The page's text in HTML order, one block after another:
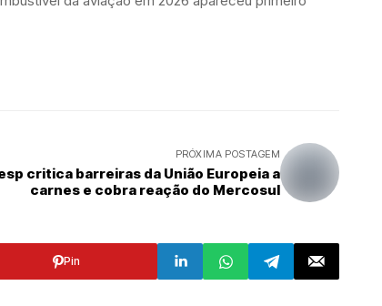
PRÓXIMA POSTAGEM
critica barreiras da União Europeia a
carnes e cobra reação do Mercosul
Pin